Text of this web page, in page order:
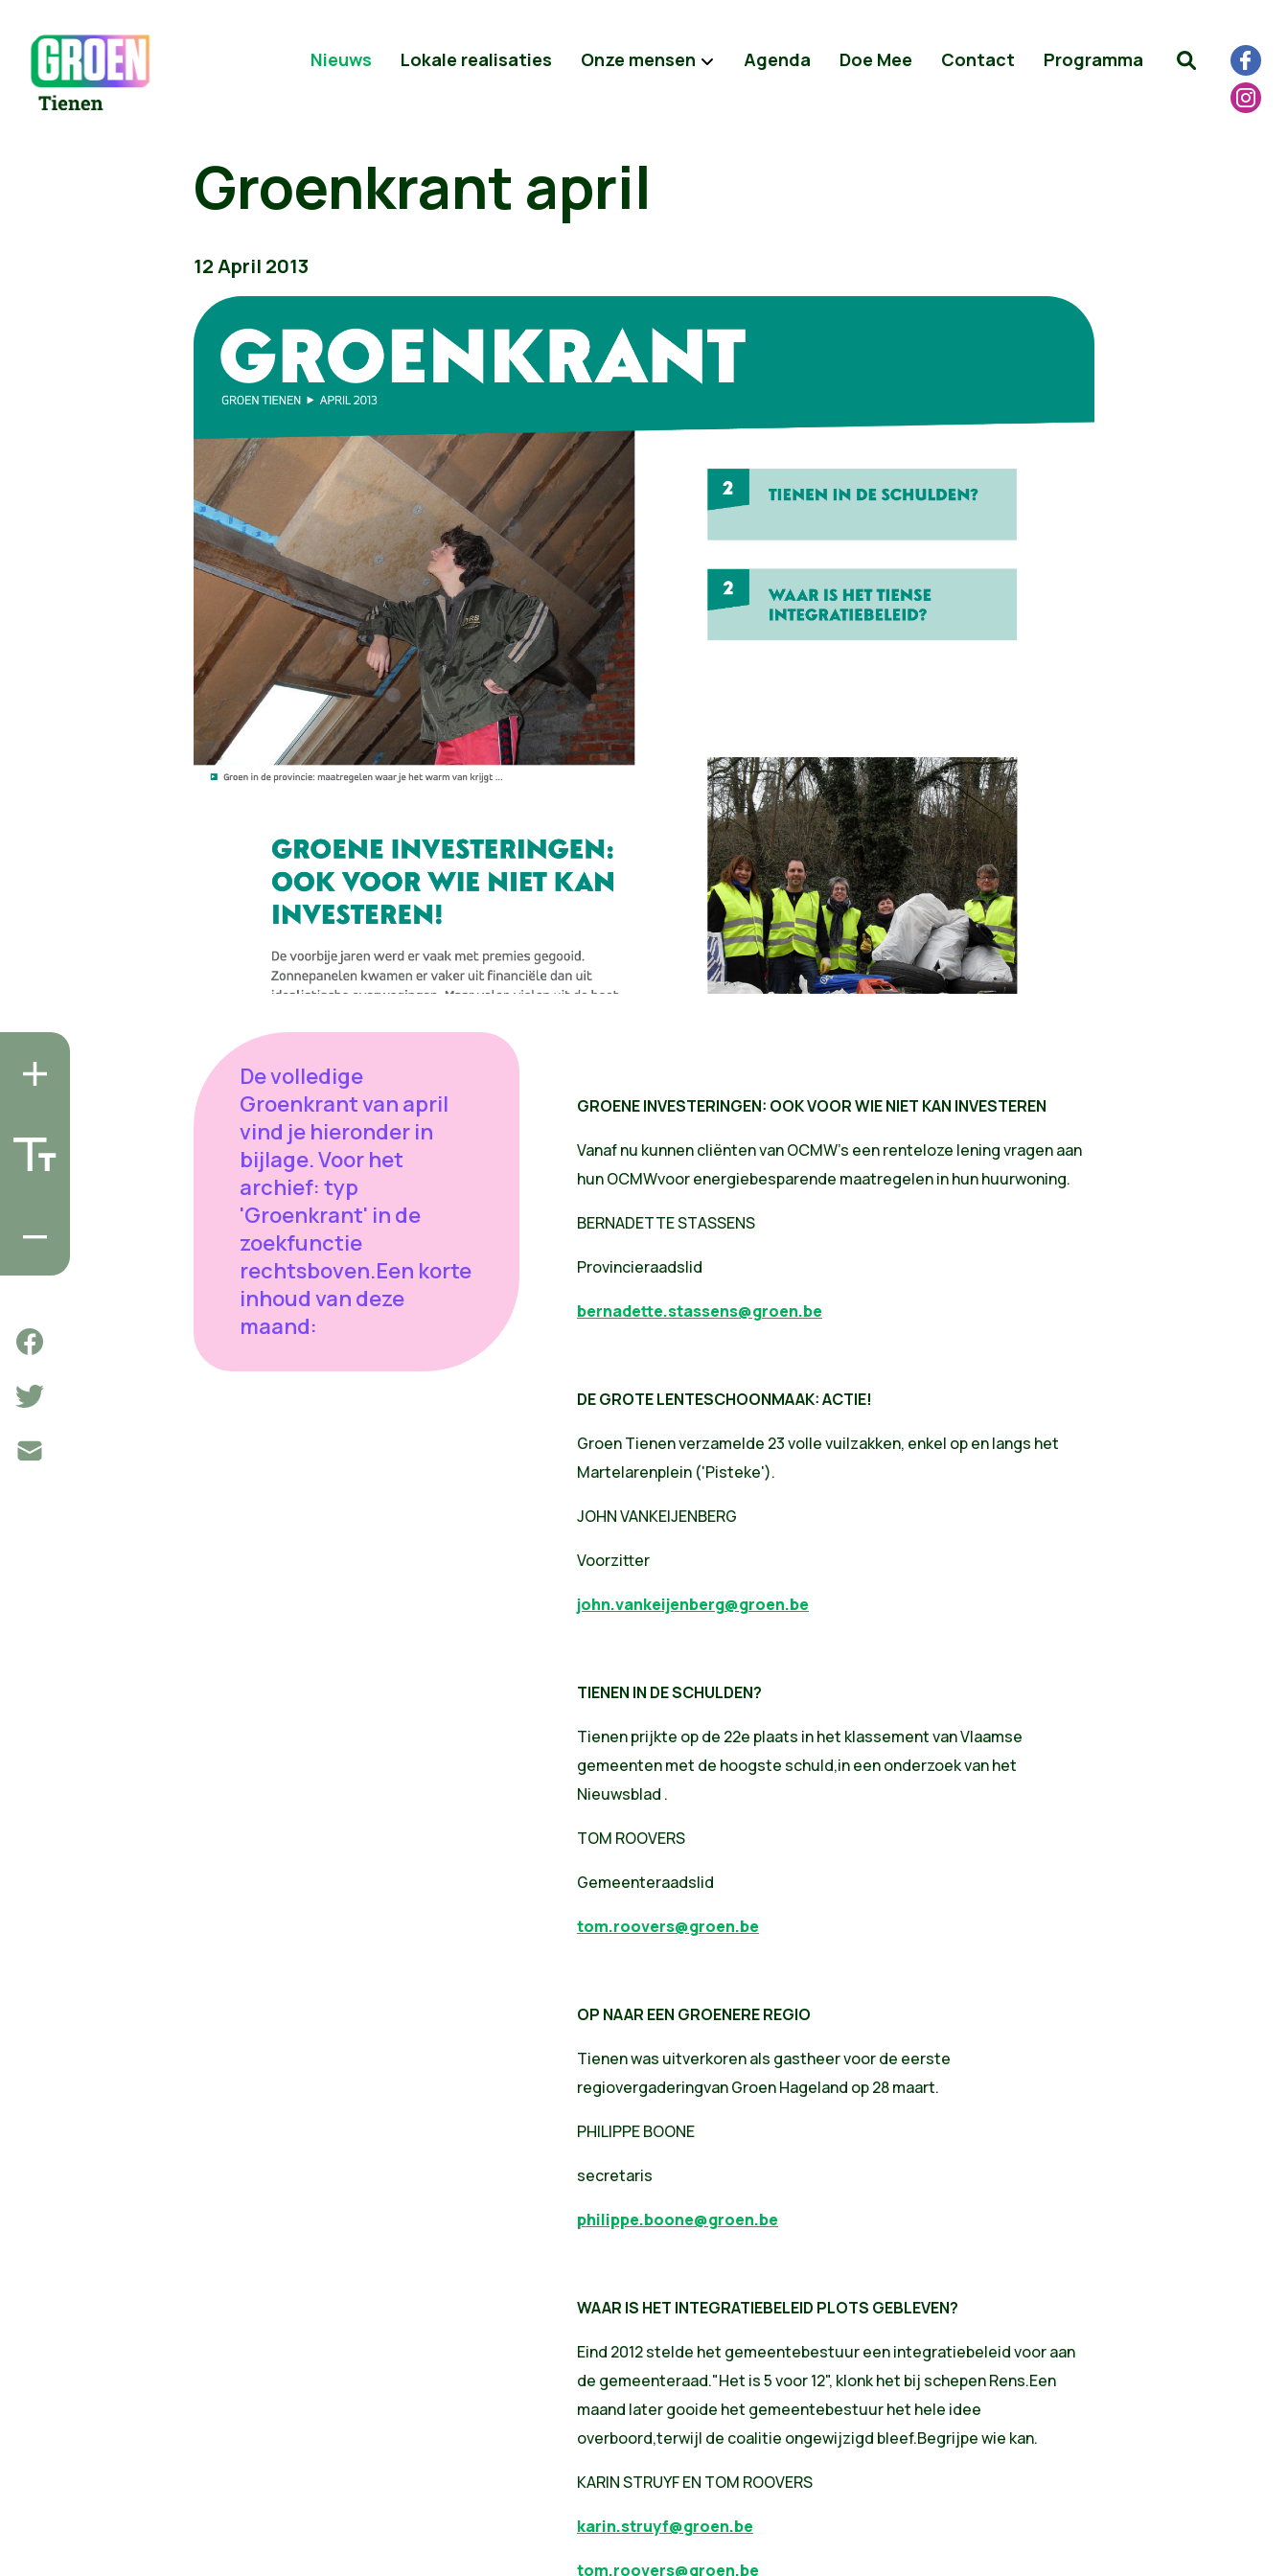
Nieuws Lokale realisaties Onze mensen Agenda Doe Mee Contact Programma
Groenkrant april
12 April 2013
De volledige
Groenkrant van april
vind je hieronder in
bijlage. Voor het
archief: typ
'Groenkrant' in de
zoekfunctie
rechtsboven.Een korte
inhoud van deze
maand:
GROENE INVESTERINGEN: OOK VOOR WIE NIET KAN INVESTEREN
Vanaf nu kunnen cliënten van OCMW's een renteloze lening vragen aan
hun OCMWvoor energiebesparende maatregelen in hun huurwoning.
BERNADETTE STASSENS
Provincieraadslid
bernadette.stassens@groen.be
DE GROTE LENTESCHOONMAAK: ACTIE!
Groen Tienen verzamelde 23 volle vuilzakken, enkel op en langs het
Martelarenplein ('Pisteke').
JOHN VANKEIJENBERG
Voorzitter
john.vankeijenberg@groen.be
TIENEN IN DE SCHULDEN?
Tienen prijkte op de 22e plaats in het klassement van Vlaamse
gemeenten met de hoogste schuld,in een onderzoek van het
Nieuwsblad .
TOM ROOVERS
Gemeenteraadslid
tom.roovers@groen.be
OP NAAR EEN GROENERE REGIO
Tienen was uitverkoren als gastheer voor de eerste
regiovergaderingvan Groen Hageland op 28 maart.
PHILIPPE BOONE
secretaris
philippe.boone@groen.be
WAAR IS HET INTEGRATIEBELEID PLOTS GEBLEVEN?
Eind 2012 stelde het gemeentebestuur een integratiebeleid voor aan
de gemeenteraad."Het is 5 voor 12", klonk het bij schepen Rens.Een
maand later gooide het gemeentebestuur het hele idee
overboord,terwijl de coalitie ongewijzigd bleef.Begrijpe wie kan.
KARIN STRUYF EN TOM ROOVERS
karin.struyf@groen.be
tom.roovers@groen.be